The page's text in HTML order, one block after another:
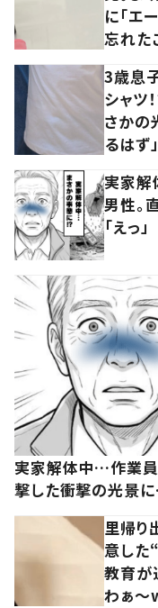
に「エ
忘れた
3歳息
シャツ
さかの
るはず
実家解
男性。
「えっ」
実家解体中…作業員
撃した衝撃の光景に
里帰り
意した
教育が
わぁ～